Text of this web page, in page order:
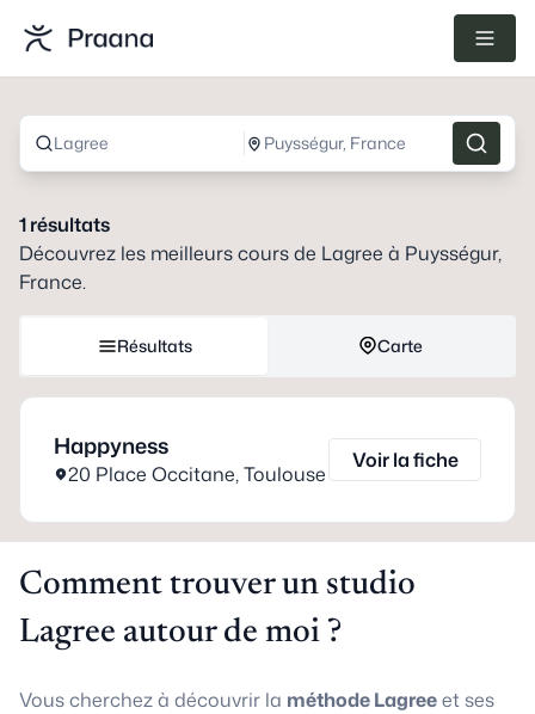
Lagree Puysségur, France
1résultats
Découvrez les meilleurs cours de Lagree à Puysségur,
France.
Résultats Carte
Happyness
20 Place Occitane,Toulouse
Voir la fiche
Comment trouver un studio
Lagree autour de moi ?
Vous cherchez à découvrir la méthode Lagreeet ses